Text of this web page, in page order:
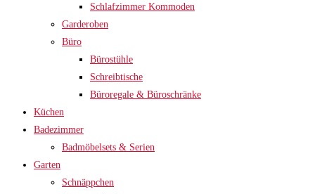
Schlafzimmer Kommoden
Garderoben
Büro
Bürostühle
Schreibtische
Büroregale & Büroschränke
Küchen
Badezimmer
Badmöbelsets & Serien
Garten
Schnäppchen